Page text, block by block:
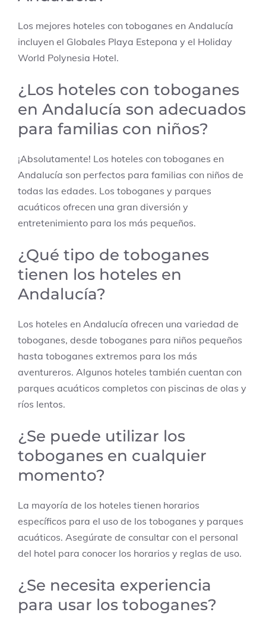
Los mejores hoteles con toboganes en Andalucía
incluyen el Globales Playa Estepona y el Holiday
World Polynesia Hotel.
¿Los hoteles con toboganes
en Andalucía son adecuados
para familias con niños?
¡Absolutamente! Los hoteles con toboganes en
Andalucía son perfectos para familias con niños de
todas las edades. Los toboganes y parques
acuáticos ofrecen una gran diversión y
entretenimiento para los más pequeños.
¿Qué tipo de toboganes
tienen los hoteles en
Andalucía?
Los hoteles en Andalucía ofrecen una variedad de
toboganes, desde toboganes para niños pequeños
hasta toboganes extremos para los más
aventureros. Algunos hoteles también cuentan con
parques acuáticos completos con piscinas de olas y
ríos lentos.
¿Se puede utilizar los
toboganes en cualquier
momento?
La mayoría de los hoteles tienen horarios
específicos para el uso de los toboganes y parques
acuáticos. Asegúrate de consultar con el personal
del hotel para conocer los horarios y reglas de uso.
¿Se necesita experiencia
para usar los toboganes?